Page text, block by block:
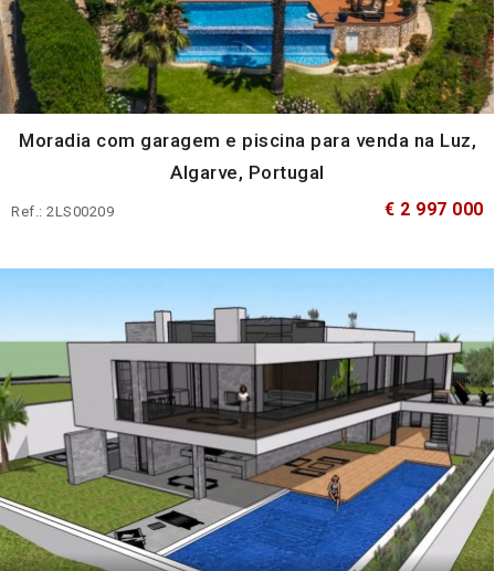
Moradia com garagem e piscina para venda na Luz,
Algarve, Portugal
Ref.: 2LS00209 € 2 997 000